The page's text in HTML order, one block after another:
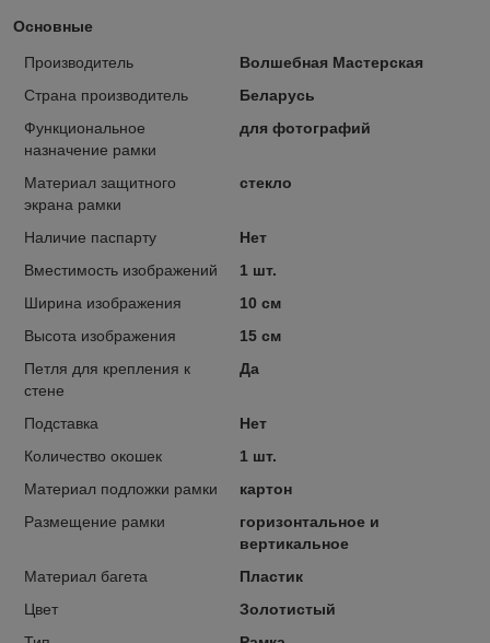
Основные
Производитель
Волшебная Мастерская
Страна производитель
Беларусь
Функциональное
назначение рамки
для фотографий
Материал защитного
экрана рамки
стекло
Наличие паспарту
Нет
Вместимость изображений
1 шт.
Ширина изображения
10 см
Высота изображения
15 см
Петля для крепления к
стене
Да
Подставка
Нет
Количество окошек
1 шт.
Материал подложки рамки
картон
Размещение рамки
горизонтальное и
вертикальное
Материал багета
Пластик
Цвет
Золотистый